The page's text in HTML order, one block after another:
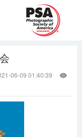
06-09 01:40:39 